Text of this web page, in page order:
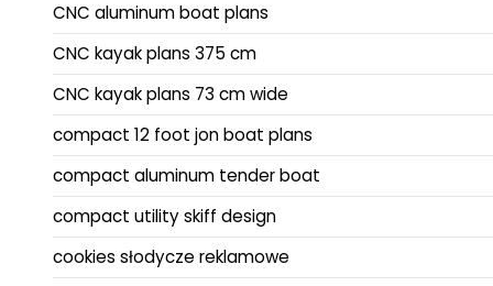
CNC aluminum boat plans
CNC kayak plans 375 cm
CNC kayak plans 73 cm wide
compact 12 foot jon boat plans
compact aluminum tender boat
compact utility skiff design
cookies słodycze reklamowe